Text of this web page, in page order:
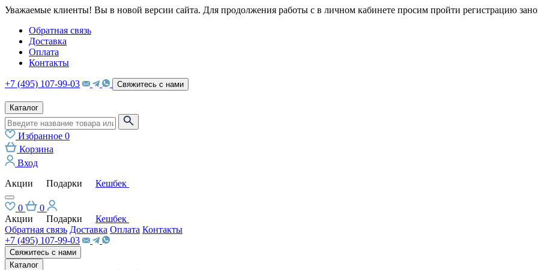
Уважаемые клиенты! Вы в новой версии сайта. Для продолжения работы с в личном кабинете просим пройти регистрацию
Обратная связь
Доставка
Оплата
Контакты
+7 (495) 107-99-03 Свяжитесь с нами
Каталог
Избранное 0
Корзина
Вход
Акции
Подарки Кешбек
0
0
Акции
Подарки
Кешбек
Обратная связь Доставка Оплата Контакты
+7 (495) 107-99-03
Свяжитесь с нами
Каталог